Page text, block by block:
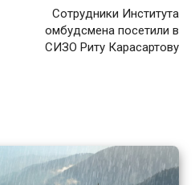
Сотрудники Института
омбудсмена посетили в
СИЗО Риту Карасартову